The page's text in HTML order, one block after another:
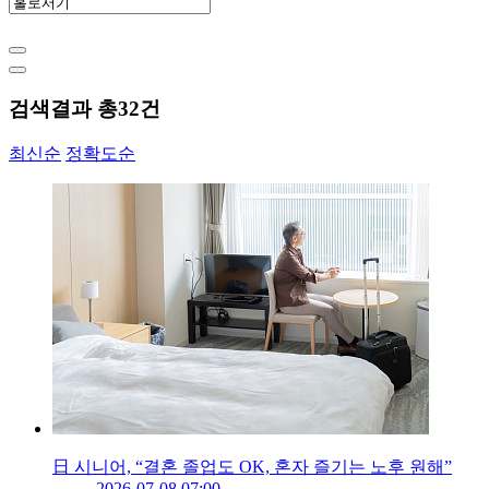
검색결과 총32건
최신순 정확도순
日 시니어, “결혼 졸업도 OK, 혼자 즐기는 노후 원해”